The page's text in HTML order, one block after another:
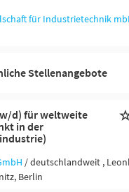
für Industrietechnik
Stellenangebote
d) für weltweite
in der
/ deutschlandweit ,
Berlin